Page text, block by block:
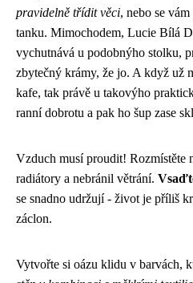
pravidelně třídit věci, nebo se
tanku. Mimochodem, Lucie Bílá
vychutnává u podobnýho stolku,
zbytečný krámy, že jo. A když už
kafe, tak právě u takovýho
ranní dobrotu a pak ho šup zase
Vzduch musí proudit! Rozmístěte
radiátory a nebránil větrání.
se snadno udržují - život je příliš
záclon.
Vytvořte si oázu klidu v barvách,